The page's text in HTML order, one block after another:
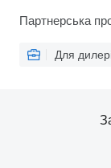
Партнерська
Для